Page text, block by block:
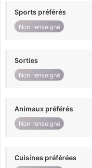
Sports préférés
Non renseigné
Sorties
Non renseigné
Animaux préférés
Non renseigné
Cuisines préférées